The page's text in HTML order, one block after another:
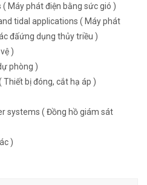
Máy phát điện bằng sức gió )
tidal applications ( Máy phát
đấứng dụng thủy triều )
)
phòng )
Thiết bị đóng, cắt hạ áp )
systems ( Đồng hồ giám sát
)